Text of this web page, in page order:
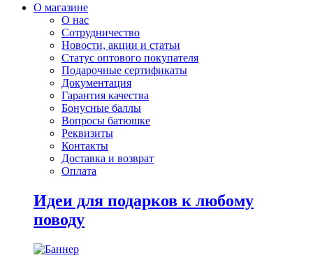
О магазине
О нас
Сотрудничество
Новости, акции и статьи
Статус оптового покупателя
Подарочные сертификаты
Документация
Гарантия качества
Бонусные баллы
Вопросы батюшке
Реквизиты
Контакты
Доставка и возврат
Оплата
Идеи для подарков к любому
поводу